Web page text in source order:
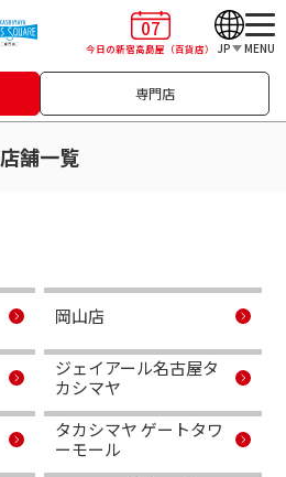
07
今日の新宿高島屋 （百貨店） JP MENU
専門店
店舗一覧
岡山店
ジェイアール名古屋タ
カシマヤ
タカシマヤ ゲートタワ
ーモール